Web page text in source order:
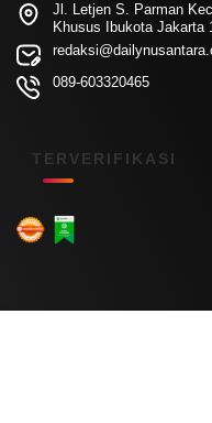
Jl. Letjen S. Parman
Khusus Ibukota Jakarta
089-603320465
TERVERIFIKASI